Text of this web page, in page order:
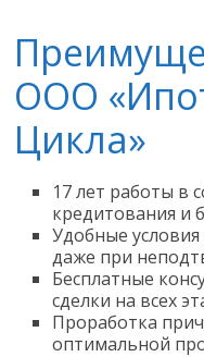
ООО
Цикла»
17 лет работы в
кредитования и
Удобные
даже при
Бесплатные
сделки на всех
Проработка
оптимальной